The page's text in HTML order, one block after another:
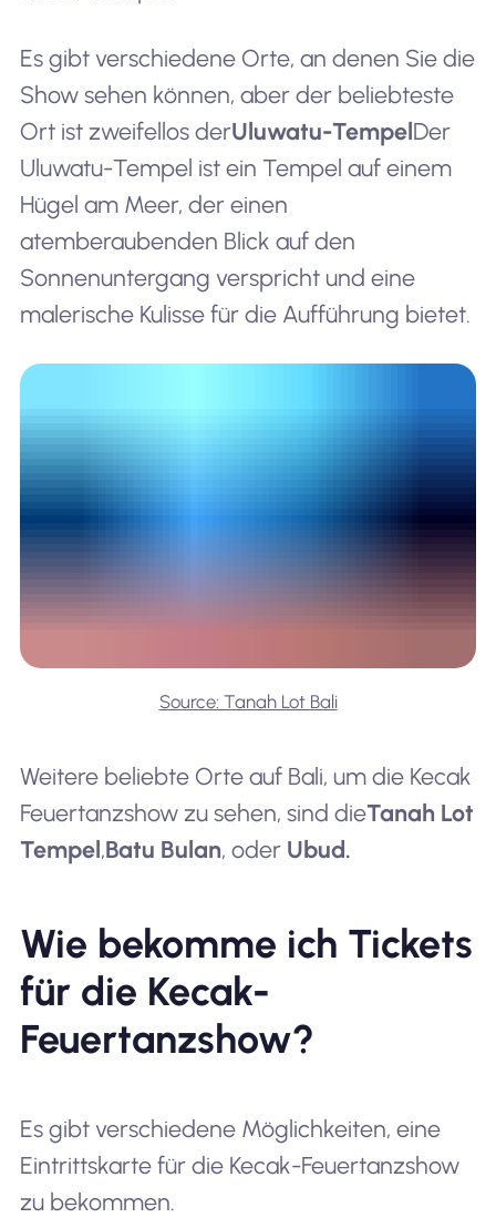
Es gibt verschiedene Orte, an denen Sie die
Show sehen können, aber der beliebteste
Ort ist zweifellos derUluwatu-TempelDer
Uluwatu-Tempel ist ein Tempel auf einem
Hügel am Meer, der einen
atemberaubenden Blick auf den
Sonnenuntergang verspricht und eine
malerische Kulisse für die Aufführung bietet.
Source: Tanah Lot Bali
Weitere beliebte Orte auf Bali, um die Kecak
Feuertanzshow zu sehen, sind dieTanah Lot
Tempel,Batu Bulan, oder Ubud.
Wie bekomme ich Tickets
für die Kecak-
Feuertanzshow?
Es gibt verschiedene Möglichkeiten, eine
Eintrittskarte für die Kecak-Feuertanzshow
zu bekommen.